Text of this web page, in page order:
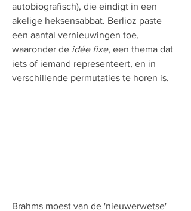
autobiografisch), die eindigt in een
akelige heksensabbat. Berlioz paste
een aantal vernieuwingen toe,
waaronder de idée fixe, een thema dat
iets of iemand representeert, en in
verschillende permutaties te horen is.
Brahms moest van de 'nieuwerwetse'